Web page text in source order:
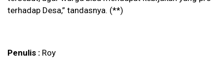
terhadap Desa,” tandasnya. (**)
Penulis : Roy